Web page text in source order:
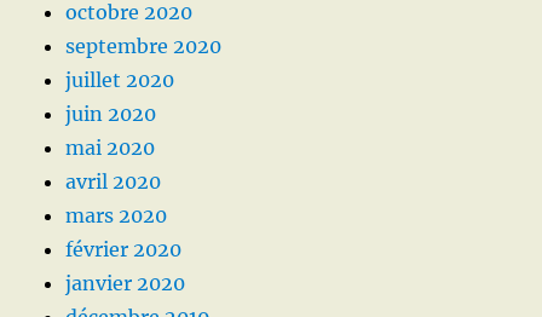
octobre 2020
septembre 2020
juillet 2020
juin 2020
mai 2020
avril 2020
mars 2020
février 2020
janvier 2020